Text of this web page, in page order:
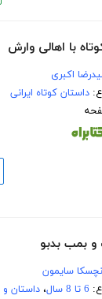
با اهالی وارش
اکبری
داستان کوتاه ایرانی
و بمب بدبو
سایمون
6 تا 8 سال ،داستان و